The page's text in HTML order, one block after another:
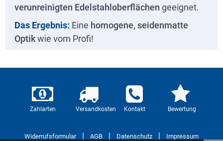
verunreinigten Edelstahloberflächen geeignet.
Das Ergebnis: Eine homogene, seidenmatte
Optikwie vom Profi!
Zahlarten Versandkosten Kontakt Bewertung
Widerrufsformular | AGB | Datenschutz | Impressum